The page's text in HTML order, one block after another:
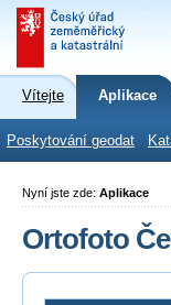
Vítejte Aplikace
Poskytování geodat
Nyní jste zde: Aplikace
Ortofoto